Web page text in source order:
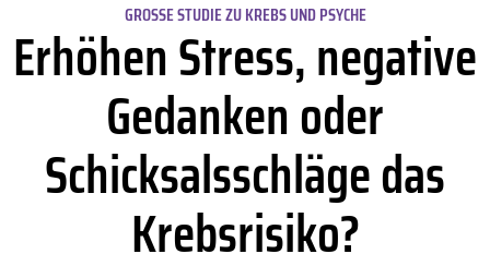
GROSSE STUDIE ZU KREBS UND PSYCHE
Erhöhen Stress, negative
Gedanken oder
Schicksalsschläge das
Krebsrisiko?